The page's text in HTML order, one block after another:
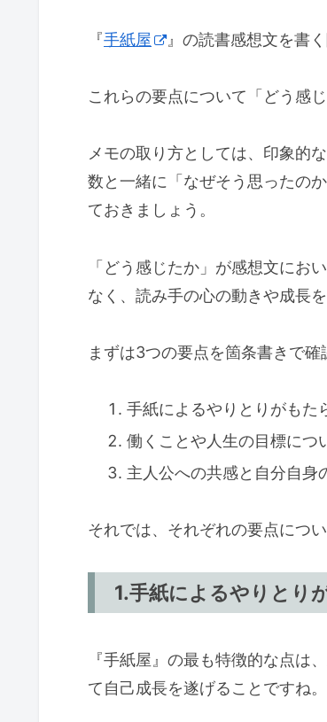
『手紙屋 』の読書感想文を書
これらの要点について「どう感
メモの取り方としては、印象的
数と一緒に「なぜそう思ったの
ておきましょう。
「どう感じたか」が感想文にお
なく、読み手の心の動きや成長
まずは3つの要点を箇条書きで確
手紙によるやりとりがもた
働くことや人生の目標につ
主人公への共感と自分自身
それでは、それぞれの要点につ
1.手紙によるやりとり
『手紙屋』の最も特徴的な点は
て自己成長を遂げることですね。